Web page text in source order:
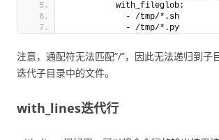
          with_fileglob:
            - /tmp/*.sh
            - /tmp/*.py
注意，通配符无法匹配”/”，因此无法递归到子
迭代子目录中的文件。
with_lines迭代行